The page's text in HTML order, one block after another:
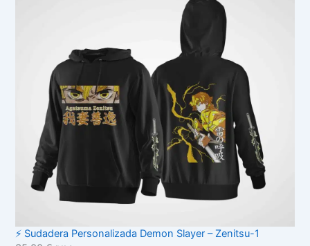
⚡ Sudadera Personalizada Demon Slayer – Zenitsu-1